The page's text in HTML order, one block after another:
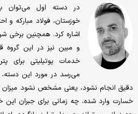
در دسته اول می‌توان
خوزستان، فولاد مبارکه و
اشاره کرد. همچنین برخی
و مبین نیز در این گروه
خدمات یوتیلیتی برای
می‌رسد در مورد این
دقیق انجام نشود، یعنی مشخص نشود میزان
خسارت وارد شده، چه زمانی برای جبران